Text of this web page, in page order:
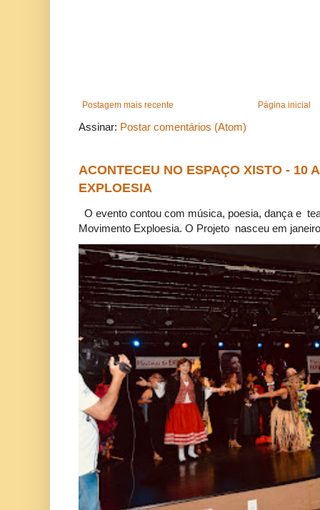
Postagem mais recente Página inicial
Assinar: Postar comentários (Atom)
ACONTECEU NO ESPAÇO XISTO - 10
EXPLOESIA
O evento contou com música, poesia, dança e
Movimento Exploesia. O Projeto nasceu em